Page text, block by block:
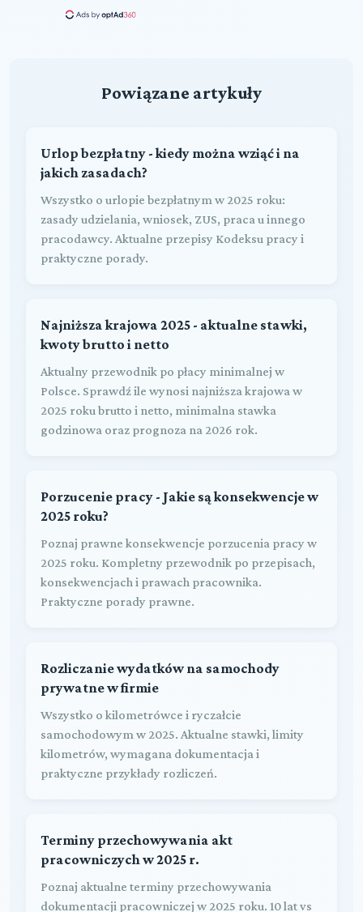
Powiązane artykuły
Urlop bezpłatny - kiedy można wziąć i na
jakich zasadach?
Wszystko o urlopie bezpłatnym w 2025 roku:
zasady udzielania, wniosek, ZUS, praca u innego
pracodawcy. Aktualne przepisy Kodeksu pracy i
praktyczne porady.
Najniższa krajowa 2025 - aktualne stawki,
kwoty brutto i netto
Aktualny przewodnik po płacy minimalnej w
Polsce. Sprawdź ile wynosi najniższa krajowa w
2025 roku brutto i netto, minimalna stawka
godzinowa oraz prognoza na 2026 rok.
Porzucenie pracy - Jakie są konsekwencje w
2025 roku?
Poznaj prawne konsekwencje porzucenia pracy w
2025 roku. Kompletny przewodnik po przepisach,
konsekwencjach i prawach pracownika.
Praktyczne porady prawne.
Rozliczanie wydatków na samochody
prywatne w firmie
Wszystko o kilometrówce i ryczałcie
samochodowym w 2025. Aktualne stawki, limity
kilometrów, wymagana dokumentacja i
praktyczne przykłady rozliczeń.
Terminy przechowywania akt
pracowniczych w 2025 r.
Poznaj aktualne terminy przechowywania
dokumentacji pracowniczej w 2025 roku. 10 lat vs